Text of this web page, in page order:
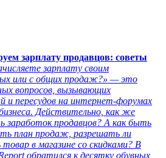
зарплату продавцов: советы
зарплату своим
или с общих продаж?» — это
вопросов, вызывающих
и пересудов на интернет-форумах
Действительно, как же
заработок продавцов? А как быть
план продаж, разрешать ли
в магазине со скидками? В
обратился к десятку обувных